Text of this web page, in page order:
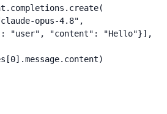
opus-4.8",
"user", "content": "Hello"}],